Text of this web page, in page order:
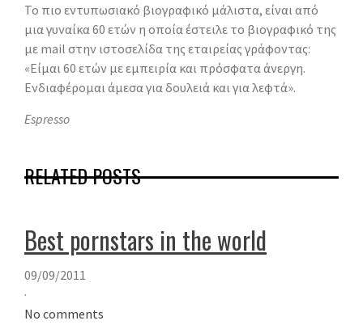
Το πιο εντυπωσιακό βιογραφικό μάλιστα, είναι από
μια γυναίκα 60 ετών η οποία έστειλε το βιογραφικό της
με mail στην ιστοσελίδα της εταιρείας γράφοντας:
«Είμαι 60 ετών με εμπειρία και πρόσφατα άνεργη.
Ενδιαφέρομαι άμεσα για δουλειά και για λεφτά».
Espresso
RELATED POSTS
Best pornstars in the world
09/09/2011
·
No comments